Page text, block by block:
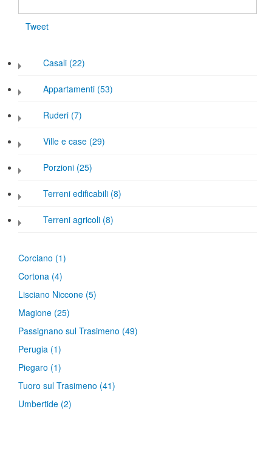
Tweet
Casali (22)
Appartamenti (53)
Ruderi (7)
Ville e case (29)
Porzioni (25)
Terreni edificabili (8)
Terreni agricoli (8)
Corciano (1)
Cortona (4)
Lisciano Niccone (5)
Magione (25)
Passignano sul Trasimeno (49)
Perugia (1)
Piegaro (1)
Tuoro sul Trasimeno (41)
Umbertide (2)